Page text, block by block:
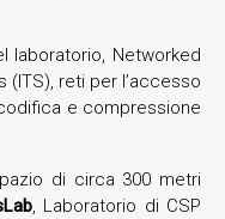
laboratorio, Networked
(ITS), reti per l’accesso
e compressione
di circa 300 metri
, Laboratorio di CSP